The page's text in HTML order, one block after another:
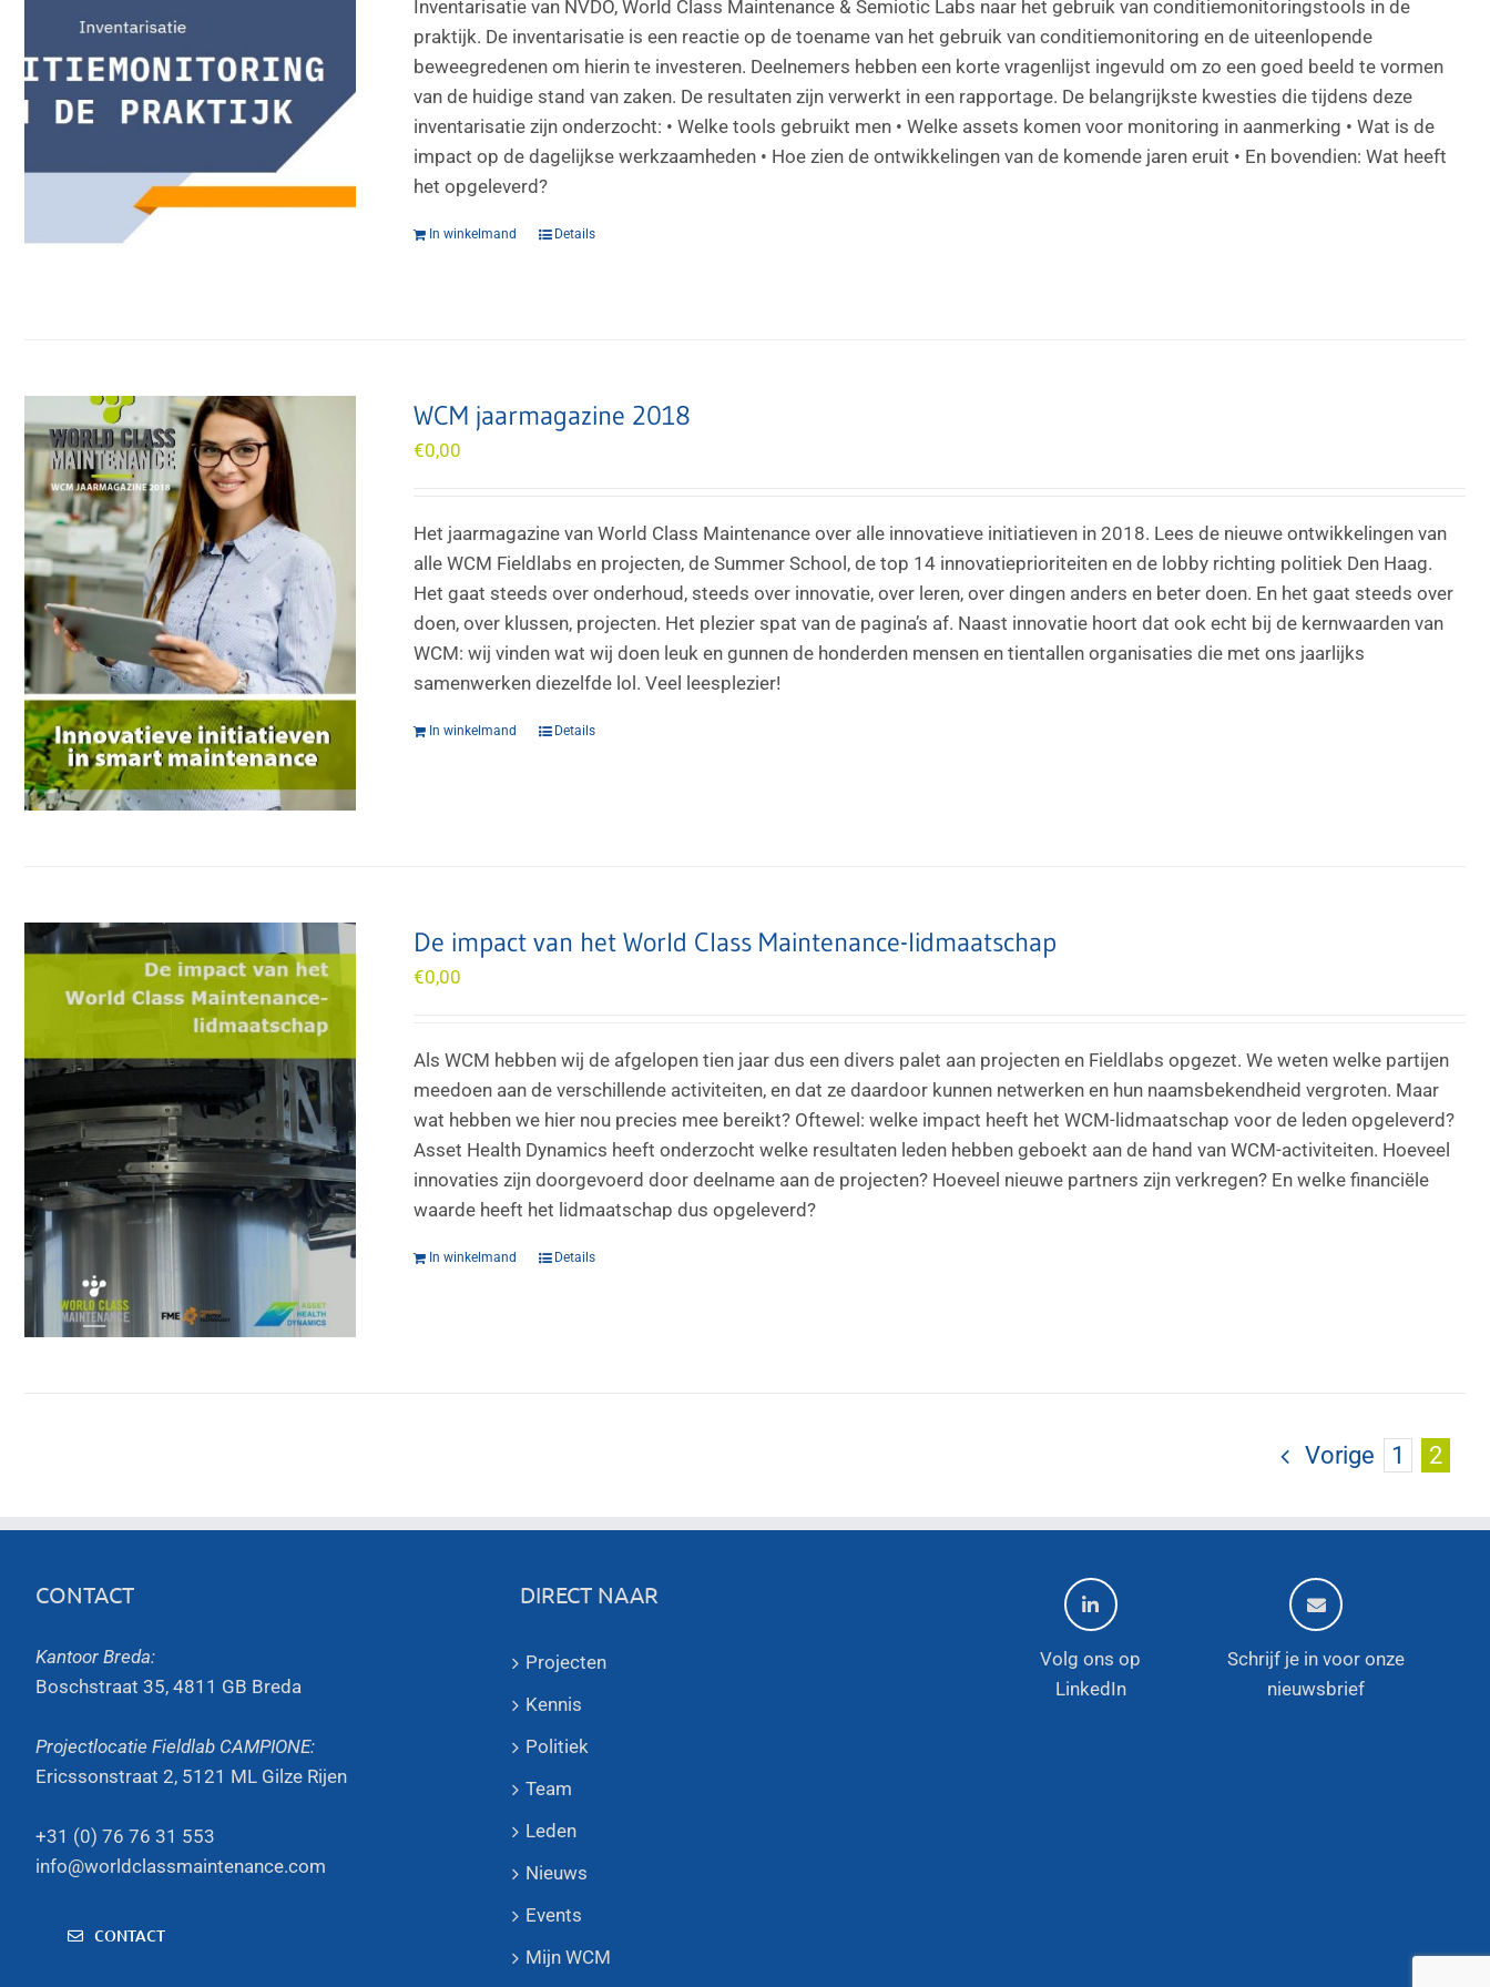
Inventarisatie van NVDO, World Class Maintenance & Semiotic Labs naar het gebruik van conditiemonitoringstools in de
praktijk. De inventarisatie is een reactie op de toename van het gebruik van conditiemonitoring en de uiteenlopende
beweegredenen om hierin te investeren. Deelnemers hebben een korte vragenlijst ingevuld om zo een goed beeld te vormen
van de huidige stand van zaken. De resultaten zijn verwerkt in een rapportage. De belangrijkste kwesties die tijdens deze
inventarisatie zijn onderzocht: • Welke tools gebruikt men • Welke assets komen voor monitoring in aanmerking • Wat is de
impact op de dagelijkse werkzaamheden • Hoe zien de ontwikkelingen van de komende jaren eruit • En bovendien: Wat heeft
het opgeleverd?
In winkelmand Details
WCM jaarmagazine 2018
€0,00
Het jaarmagazine van World Class Maintenance over alle innovatieve initiatieven in 2018. Lees de nieuwe ontwikkelingen van
alle WCM Fieldlabs en projecten, de Summer School, de top 14 innovatieprioriteiten en de lobby richting politiek Den Haag.
Het gaat steeds over onderhoud, steeds over innovatie, over leren, over dingen anders en beter doen. En het gaat steeds over
doen, over klussen, projecten. Het plezier spat van de pagina’s af. Naast innovatie hoort dat ook echt bij de kernwaarden van
WCM: wij vinden wat wij doen leuk en gunnen de honderden mensen en tientallen organisaties die met ons jaarlijks
samenwerken diezelfde lol. Veel leesplezier!
In winkelmand Details
De impact van het World Class Maintenance-lidmaatschap
€0,00
Als WCM hebben wij de afgelopen tien jaar dus een divers palet aan projecten en Fieldlabs opgezet. We weten welke partijen
meedoen aan de verschillende activiteiten, en dat ze daardoor kunnen netwerken en hun naamsbekendheid vergroten. Maar
wat hebben we hier nou precies mee bereikt? Oftewel: welke impact heeft het WCM-lidmaatschap voor de leden opgeleverd?
Asset Health Dynamics heeft onderzocht welke resultaten leden hebben geboekt aan de hand van WCM-activiteiten. Hoeveel
innovaties zijn doorgevoerd door deelname aan de projecten? Hoeveel nieuwe partners zijn verkregen? En welke financiële
waarde heeft het lidmaatschap dus opgeleverd?
In winkelmand Details
Vorige 1 2
CONTACT
Kantoor Breda:
Boschstraat 35, 4811 GB Breda
Projectlocatie Fieldlab CAMPIONE:
Ericssonstraat 2, 5121 ML Gilze Rijen
+31 (0) 76 76 31 553
info@worldclassmaintenance.com
CONTACT
DIRECT NAAR
Projecten
Kennis
Politiek
Team
Leden
Nieuws
Events
Mijn WCM
Volg ons op
LinkedIn
Schrijf je in voor onze
nieuwsbrief